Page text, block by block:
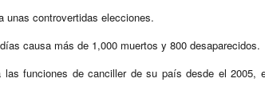
unas controvertidas elecciones.
causa más de 1,000 muertos y 800 desaparecidos.
funciones de canciller de su país desde el 2005,